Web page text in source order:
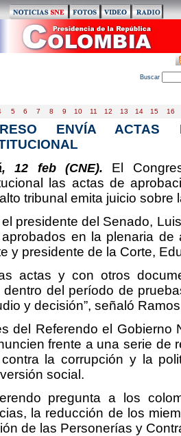
Buscar
5 6 7 8 9 10 11 12 13 14 15 16
ENVÍA
12 feb (CNE). El
las actas de
tribunal emita juicio
presidente del Senado,
en la plenaria de
y presidente de la Corte,
actas y con otros
dentro del período de
y decisión”, señaló
del Referendo el Gobierno
frente a una serie de
contra la corrupción y la
social.
pregunta a los
la reducción de los
de las Personerías y